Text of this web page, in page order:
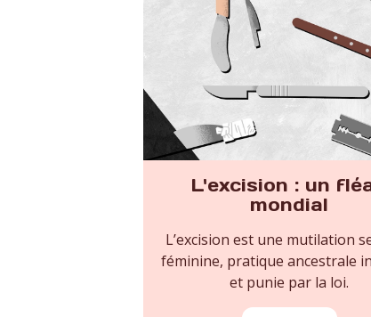
L'excision : un
mondial
L’excision est une mutilation
féminine, pratique ancestrale
et punie par la loi.